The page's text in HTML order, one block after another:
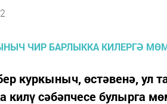
куркыныч, өстәвенә, ул
килү сәбәпчесе булырга